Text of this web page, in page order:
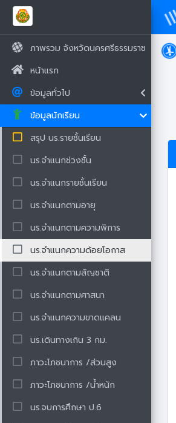
ภาพรวม จังหวัดนครศรีธรรมราช
หน้าแรก
ข้อมูลทั่วไป
ข้อมูลนักเรียน
สรุป นร.รายชั้นเรียน
นร.จำแนกช่วงชั้น
นร.จำแนกรายชั้นเรียน
นร.จำแนกตามอายุ
นร.จำแนกตามความพิการ
นร.จำแนกความด้อยโอกาส
นร.จำแนกตามสัญชาติ
นร.จำแนกตามศาสนา
นร.จำแนกความขาดแคลน
นร.เดินทางเกิน 3 กม.
ภาวะโภชนาการ /ส่วนสูง
ภาวะโภชนาการ /น้ำหนัก
นร.จบการศึกษา ป.6